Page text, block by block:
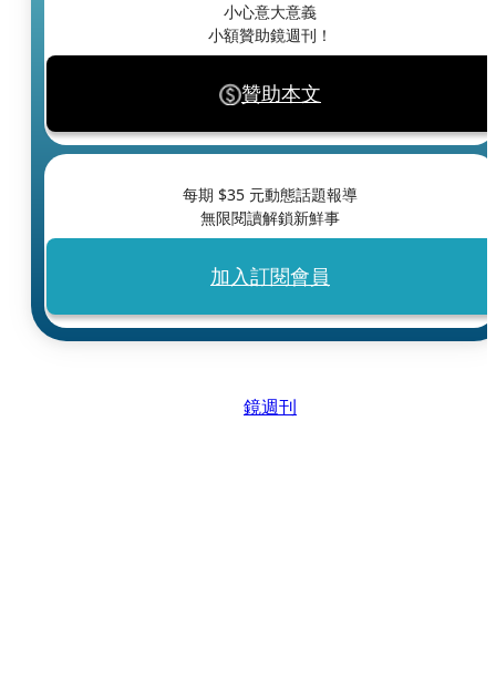
小心意大意義
小額贊助鏡週刊！
贊助本文
每期 $35 元動態話題報導
無限閱讀解鎖新鮮事
加入訂閱會員
鏡週刊